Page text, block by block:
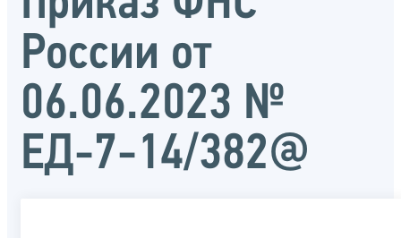
России от
06.06.2023 №
ЕД-7-14/382@